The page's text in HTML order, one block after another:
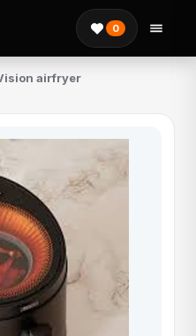
0
airfryer